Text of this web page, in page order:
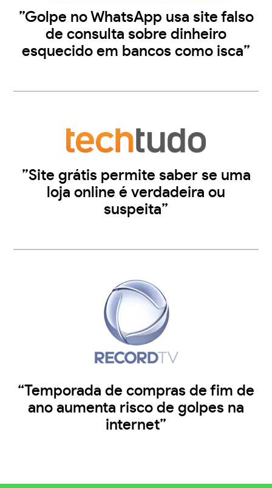
”Golpe no WhatsApp usa site falso
de consulta sobre dinheiro
esquecido em bancos como isca”
”Site grátis permite saber se uma
loja online é verdadeira ou
suspeita”
“Temporada de compras de fim de
ano aumenta risco de golpes na
internet”